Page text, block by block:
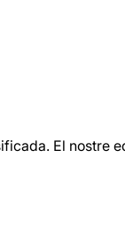
El nostre